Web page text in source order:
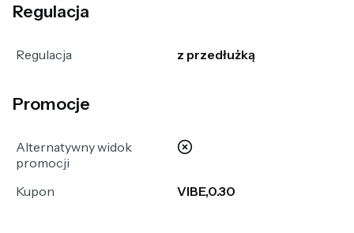
Regulacja
Regulacja z przedłużką
Promocje
Alternatywny widok
promocji
nie
Kupon VIBE,0.30